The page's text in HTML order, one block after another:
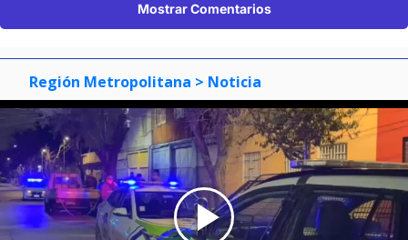
Mostrar Comentarios
Región Metropolitana > Noticia